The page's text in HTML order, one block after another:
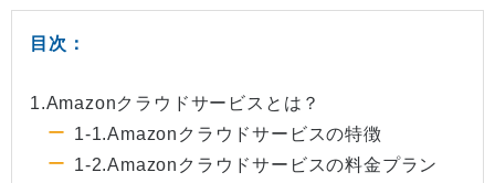
目次：
1.Amazonクラウドサービスとは？
1-1.Amazonクラウドサービスの特徴
1-2.Amazonクラウドサービスの料金プラン